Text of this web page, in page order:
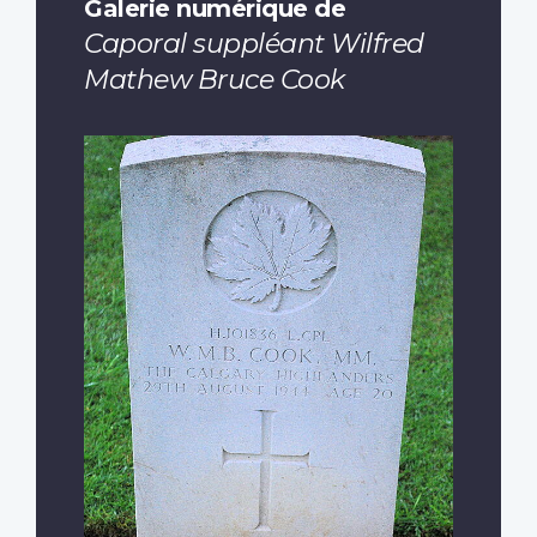
Galerie numérique de
Caporal suppléant Wilfred
Mathew Bruce Cook